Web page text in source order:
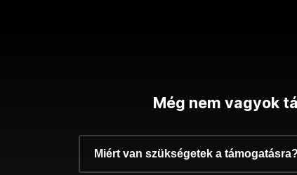
Még nem vagyok
Miért van szükségetek a támogatásra?